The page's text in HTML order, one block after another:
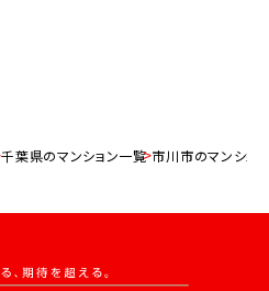
千葉県のマンション一覧 市川市のマンショ